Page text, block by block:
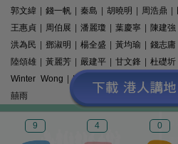
9 4 0
郭文緯
錢一帆 秦島 胡曉明 周浩鼎
王惠貞
周伯展 潘麗瓊 葉慶寧 陳建強
洪為民
鄧淑明 楊全盛 黃均瑜 錢志庸
陸頌雄
黃麗芳 嚴建平 甘文鋒 杜礎圻
Winter Wong
K2 梁文新 羅崑 姚銘
囍雨
©
電